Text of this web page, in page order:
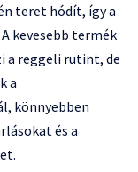
teret hódít, így a
kevesebb termék
a reggeli rutint, de
a
könnyebben
és a